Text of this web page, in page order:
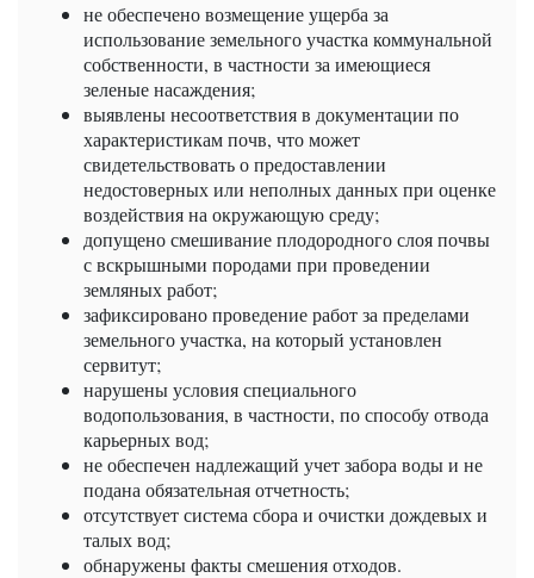
не обеспечено возмещение ущерба за
использование земельного участка коммунальной
собственности, в частности за имеющиеся
зеленые насаждения;
выявлены несоответствия в документации по
характеристикам почв, что может
свидетельствовать о предоставлении
недостоверных или неполных данных при оценке
воздействия на окружающую среду;
допущено смешивание плодородного слоя почвы
с вскрышными породами при проведении
земляных работ;
зафиксировано проведение работ за пределами
земельного участка, на который установлен
сервитут;
нарушены условия специального
водопользования, в частности, по способу отвода
карьерных вод;
не обеспечен надлежащий учет забора воды и не
подана обязательная отчетность;
отсутствует система сбора и очистки дождевых и
талых вод;
обнаружены факты смешения отходов.